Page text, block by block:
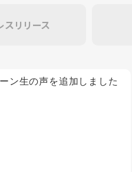
スリリース